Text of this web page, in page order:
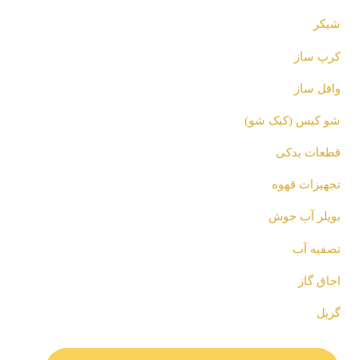
شیکر
کرپ ساز
وافل ساز
شو کیس (کیک شو)
قطعات یدکی
تجهیزات قهوه
بویلر آب جوش
تصفیه آب
اجاق گاز
گریل